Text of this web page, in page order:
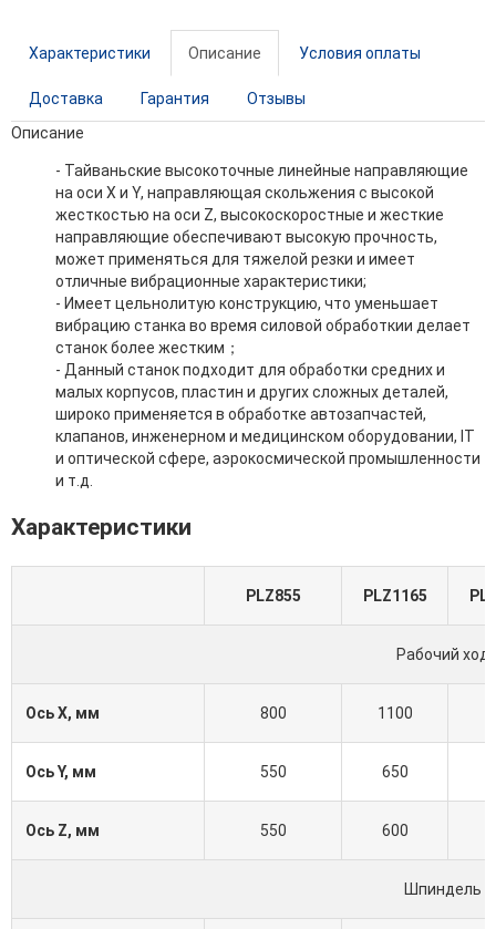
Характеристики Описание Условия оплаты
Доставка Гарантия
Отзывы
Описание
- Тайваньские высокоточные линейные направляющие
на оси X и Y, направляющая скольжения с высокой
жесткостью на оси Z, высокоскоростные и жесткие
направляющие обеспечивают высокую прочность,
может применяться для тяжелой резки и имеет
отличные вибрационные характеристики;
- Имеет цельнолитую конструкцию, что уменьшает
вибрацию станка во время силовой обработкии делает
станок более жестким；
- Данный станок подходит для обработки средних и
малых корпусов, пластин и других сложных деталей,
широко применяется в обработке автозапчастей,
клапанов, инженерном и медицинском оборудовании, IT
и оптической сфере, аэрокосмической промышленности
и т.д.
Характеристики
PLZ855 PLZ1165
Рабочий ход
Ось X, мм 800 1100
Ось Y, мм 550 650
Ось Z, мм 550 600
Шпиндель